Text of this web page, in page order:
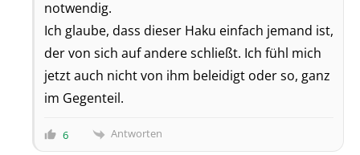
notwendig.
Ich glaube, dass dieser Haku einfach jemand ist,
der von sich auf andere schließt. Ich fühl mich
jetzt auch nicht von ihm beleidigt oder so, ganz
im Gegenteil.
6 Antworten